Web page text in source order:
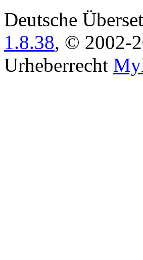
Deutsche
1.8.38, © 2002-
Urheberrecht